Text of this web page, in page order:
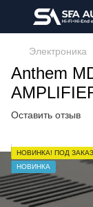
Электроника
Anthem
Оставить отзыв
НОВИНКА! ПОД ЗАКАЗ
НОВИНКА